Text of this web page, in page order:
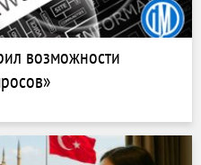
возможности